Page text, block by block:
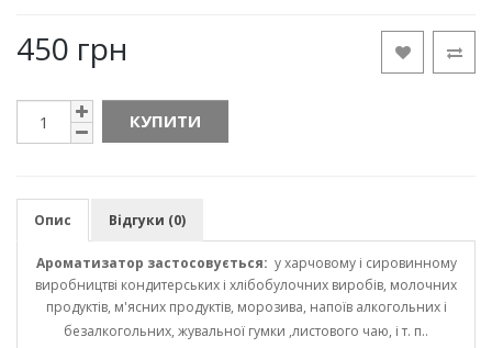
450 грн
КУПИТИ
Опис Відгуки (0)
Ароматизатор застосовується: у харчовому і сировинному
виробництві кондитерських і хлібобулочних виробів, молочних
продуктів, м'ясних продуктів, морозива, напоїв алкогольних і
безалкогольних, жувальної гумки ,листового чаю, і т. п..